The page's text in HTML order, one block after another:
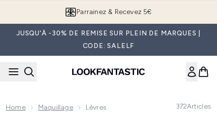
Parrainez & Recevez 5€
JUSQU'À -30% DE REMISE SUR PLEIN DE MARQUES |
CODE: SALELF
Home Maquillage Lèvres 372Articles